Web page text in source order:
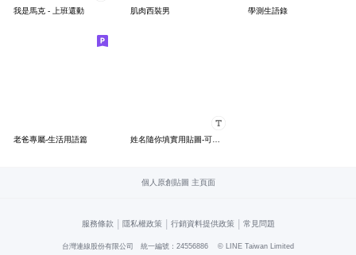
我是馬克 - 上班還動 肌肉西裝男 學測生語錄
老爸專屬-生活用語篇
個人原創貼圖 主頁面
服務條款 | 隱私權政策 | 行銷資料提供政策 | 常見問題
台灣連線股份有限公司 統一編號：24556886 © LINE Taiwan Limited